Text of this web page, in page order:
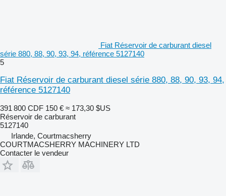
Fiat Réservoir de carburant diesel
série 880, 88, 90, 93, 94, référence 5127140
5
Fiat Réservoir de carburant diesel série 880, 88, 90, 93, 94,
référence 5127140
391 800 CDF 150 € ≈ 173,30 $US
Réservoir de carburant
5127140
Irlande, Courtmacsherry
COURTMACSHERRY MACHINERY LTD
Contacter le vendeur